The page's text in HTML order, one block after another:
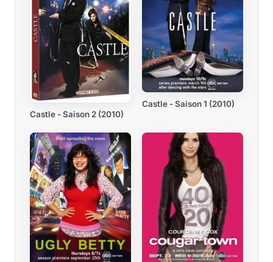
Castle - Saison 2 (2010)
Castle - Saison 1 (2010)